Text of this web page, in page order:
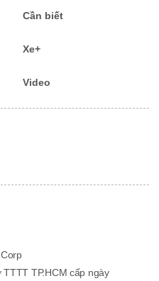
Cần biết
Xe+
Video
TP.HCM cấp ngày